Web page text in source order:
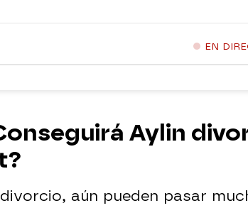
EN
Aylin
aún pueden pasar